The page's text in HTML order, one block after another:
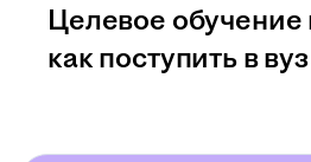
Целевое обучение
как поступить в вуз